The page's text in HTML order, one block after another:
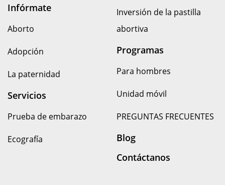
Infórmate
Aborto
Adopción
La paternidad
Servicios
Prueba de embarazo
Ecografía
Inversión de la pastilla
abortiva
Programas
Para hombres
Unidad móvil
PREGUNTAS FRECUENTES
Blog
Contáctanos